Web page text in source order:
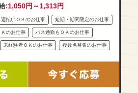
:1,050円～1,313円
週払いＯＫのお仕事 短期・期間限定のお仕事
のお仕事 バス通勤もＯＫのお仕事
未経験者ＯＫのお仕事 複数名募集のお仕事